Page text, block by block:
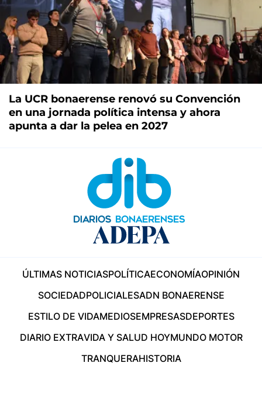
La UCR bonaerense renovó su Convención
en una jornada política intensa y ahora
apunta a dar la pelea en 2027
ÚLTIMAS NOTICIASPOLÍTICAECONOMÍAOPINIÓN
SOCIEDADPOLICIALESADN BONAERENSE
ESTILO DE VIDAMEDIOSEMPRESASDEPORTES
DIARIO EXTRAVIDA Y SALUD HOYMUNDO MOTOR
TRANQUERAHISTORIA